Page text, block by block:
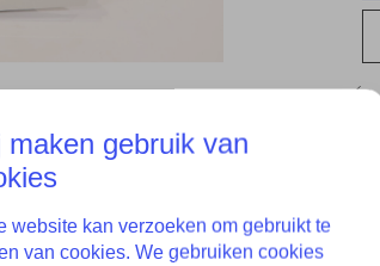
maken gebruik van
website kan verzoeken om gebruikt te
van cookies. We gebruiken cookies